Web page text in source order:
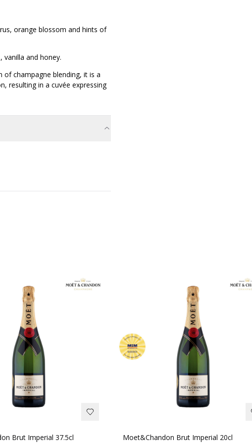
orange blossom and hints of
and honey.
champagne blending, it is a
resulting in a cuvée expressing
Brut Imperial 37.5cl Moet&Chandon Brut Imperial 20cl